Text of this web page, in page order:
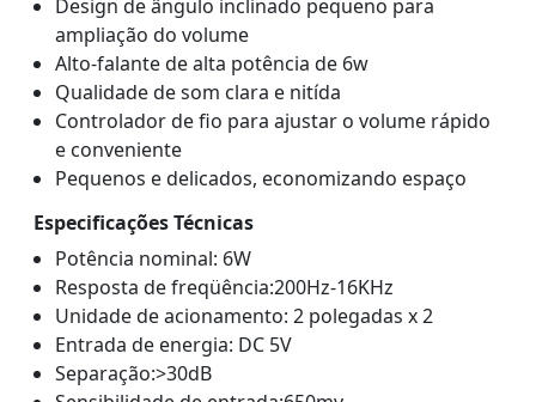
Design de ângulo inclinado pequeno para
ampliação do volume
Alto-falante de alta potência de 6w
Qualidade de som clara e nitída
Controlador de fio para ajustar o volume rápido
e conveniente
Pequenos e delicados, economizando espaço
Especificações Técnicas
Potência nominal: 6W
Resposta de freqüência:200Hz-16KHz
Unidade de acionamento: 2 polegadas x 2
Entrada de energia: DC 5V
Separação:>30dB